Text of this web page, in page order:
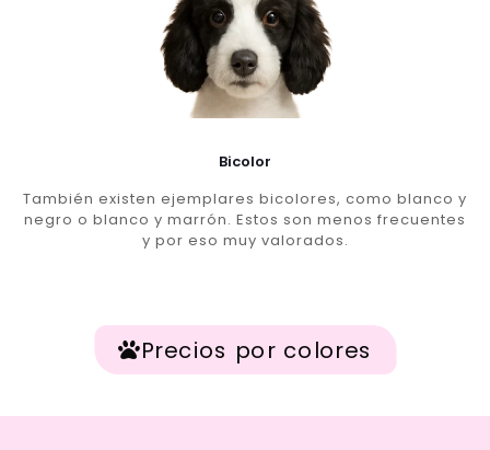
Bicolor
También existen ejemplares bicolores, como blanco y
negro o blanco y marrón. Estos son menos frecuentes
y por eso muy valorados.
Precios por colores